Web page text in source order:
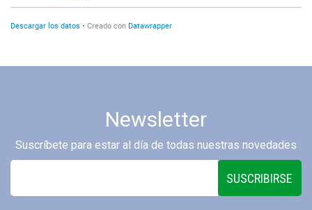
Newsletter
Suscríbete para estar al día de todas nuestras novedades
SUSCRIBIRSE